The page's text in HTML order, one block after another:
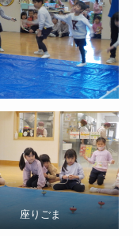
座りごま